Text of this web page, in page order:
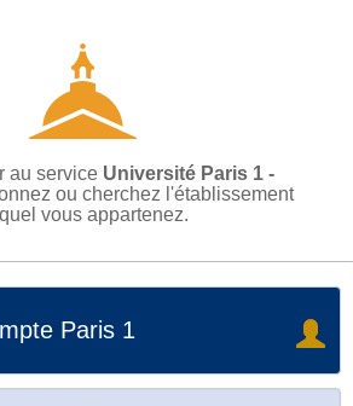
au service Université Paris 1 -
ou cherchez l'établissement
vous appartenez.
Paris 1